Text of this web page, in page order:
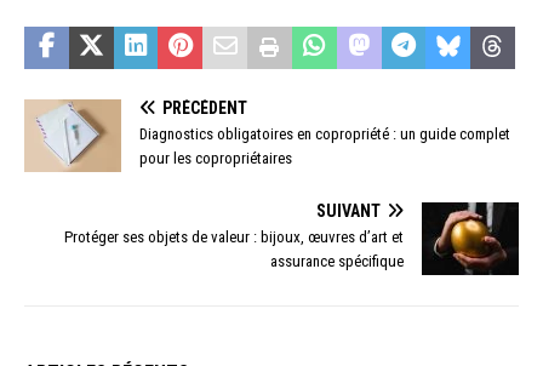
PRÉCÉDENT
Diagnostics obligatoires en copropriété : un guide complet
pour les copropriétaires
SUIVANT
Protéger ses objets de valeur : bijoux, œuvres d’art et
assurance spécifique